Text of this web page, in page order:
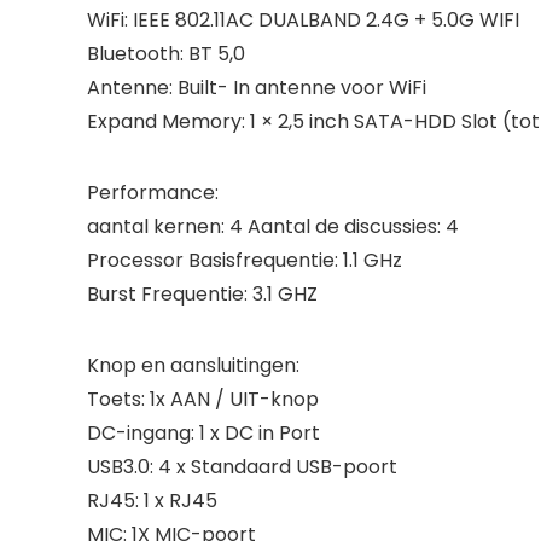
WiFi: IEEE 802.11AC DUALBAND 2.4G + 5.0G WIFI
Bluetooth: BT 5,0
Antenne: Built- In antenne voor WiFi
Expand Memory: 1 × 2,5 inch SATA-HDD Slot
Performance:
aantal kernen: 4 Aantal de discussies: 4
Processor Basisfrequentie: 1.1 GHz
Burst Frequentie: 3.1 GHZ
Knop en aansluitingen:
Toets: 1x AAN / UIT-knop
DC-ingang: 1 x DC in Port
USB3.0: 4 x Standaard USB-poort
RJ45: 1 x RJ45
MIC: 1X MIC-poort